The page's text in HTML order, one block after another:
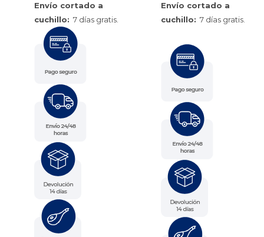
Envío cortado a
cuchillo: 7 días gratis.
Envío cortado a
cuchillo: 7 días gratis.